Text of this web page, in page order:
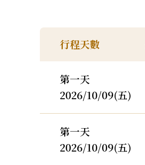
行程天數
第一天
2026/10/09(五)
第一天
2026/10/09(五)